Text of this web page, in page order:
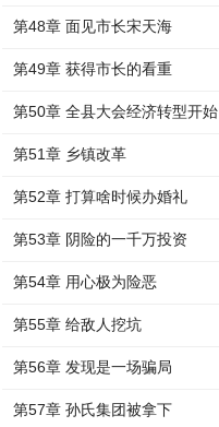
第48章 面见市长宋天海
第49章 获得市长的看重
第50章 全县大会经济转型开始
第51章 乡镇改革
第52章 打算啥时候办婚礼
第53章 阴险的一千万投资
第54章 用心极为险恶
第55章 给敌人挖坑
第56章 发现是一场骗局
第57章 孙氏集团被拿下